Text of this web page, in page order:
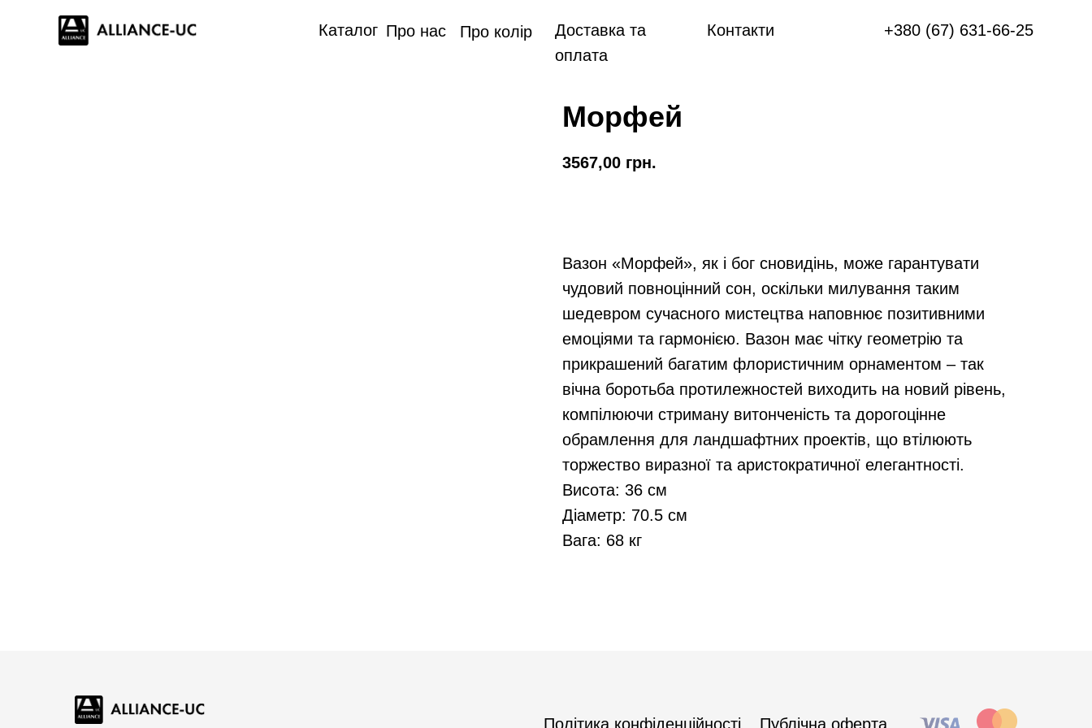
Каталог Про нас Про колір
Доставка та
оплата
+380 (67) 631-66-25
Контакти
Морфей
3567,00 грн.
Вазон «Морфей», як і бог сновидінь, може гарантувати
чудовий повноцінний сон, оскільки милування таким
шедевром сучасного мистецтва наповнює позитивними
емоціями та гармонією. Вазон має чітку геометрію та
прикрашений багатим флористичним орнаментом – так
вічна боротьба протилежностей виходить на новий рівень,
компілюючи стриману витонченість та дорогоцінне
обрамлення для ландшафтних проектів, що втілюють
торжество виразної та аристократичної елегантності.
Висота: 36 см
Діаметр: 70.5 см
Вага: 68 кг
Політика конфіденційності Публічна оферта